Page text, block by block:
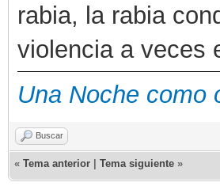
rabia, la rabia
violencia a veces
Una Noche como
Buscar
« Tema anterior Tema siguiente »